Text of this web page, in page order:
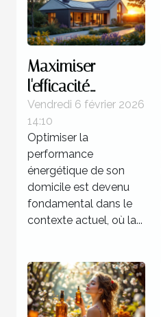
Maximiser
l'efficacité
énergétique de
votre domicile
Vendredi 6 février 2026
14:10
Optimiser la
performance
énergétique de son
domicile est devenu
fondamental dans le
contexte actuel, où la...